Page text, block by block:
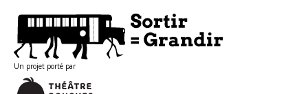
Un projet porté par